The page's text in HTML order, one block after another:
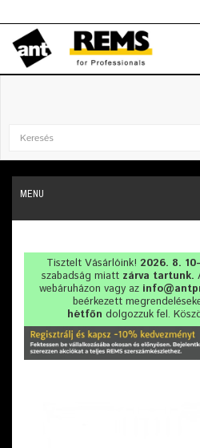
MENU
Tisztelt Vásárlóink! 2026. 8.
szabadság miatt zárva tartunk.
webáruházon vagy az
beérkezett
hétfőn dolgozzuk fel.